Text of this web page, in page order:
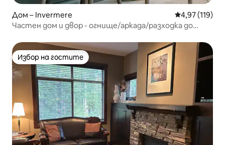
Дом – Invermere Средна
4,97 (119)
Частен дом и двор - огнище/аркада/разходка до
Избор на гостите
Избор на гостите